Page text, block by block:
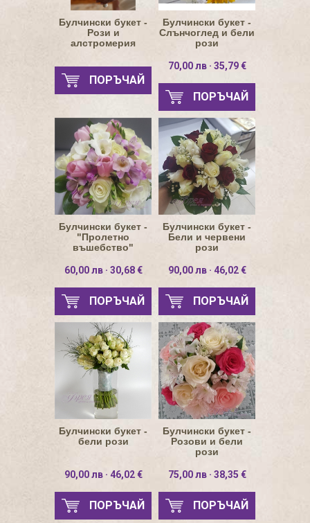
Булчински букет -
Рози и
алстромерия
ПОРЪЧАЙ
Булчински букет -
Слънчоглед и бели
рози
70,00 лв · 35,79 €
ПОРЪЧАЙ
Булчински букет -
"Пролетно
въшебство"
60,00 лв · 30,68 €
ПОРЪЧАЙ
Булчински букет -
Бели и червени
рози
90,00 лв · 46,02 €
ПОРЪЧАЙ
Булчински букет -
бели рози
90,00 лв · 46,02 €
ПОРЪЧАЙ
Булчински букет -
Розови и бели
рози
75,00 лв · 38,35 €
ПОРЪЧАЙ